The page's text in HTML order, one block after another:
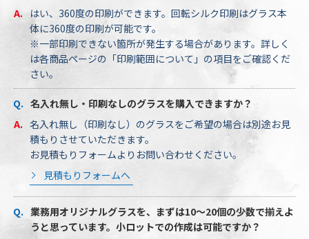
はい、360度の印刷ができます。回転シルク印刷はグラス本
体に360度の印刷が可能です。
※一部印刷できない箇所が発生する場合があります。詳しく
は各商品ページの「印刷範囲について」の項目をご確認くだ
さい。
名入れ無し・印刷なしのグラスを購入できますか？
名入れ無し（印刷なし）のグラスをご希望の場合は別途お見
積もりさせていただきます。
お見積もりフォームよりお問い合わせください。
見積もりフォームへ
業務用オリジナルグラスを、まずは10～20個の少数で揃えよ
うと思っています。小ロットでの作成は可能ですか？